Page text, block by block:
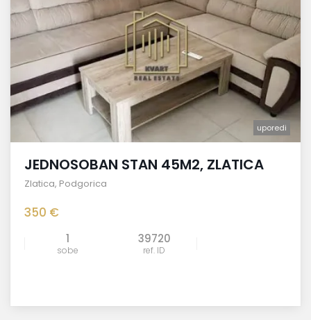
uporedi
JEDNOSOBAN STAN 45M2, ZLATICA
Zlatica, Podgorica
350 €
1
sobe
39720
ref. ID